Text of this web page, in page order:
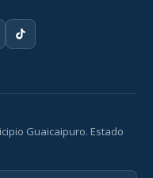
Guaicaipuro. Estado